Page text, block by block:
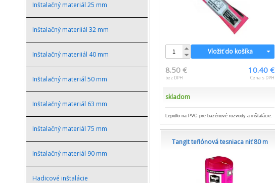
Inštalačný materiál 25 mm
Inštalačný materiiál 32 mm
Inštalačný materiiál 40 mm
Inštalačný materiál 50 mm
Inštalačný materiál 63 mm
Inštalačný materiál 75 mm
Inštalačný materiál 90 mm
Hadicové inštalácie
Vložiť do košíka
8.50 €
bez DPH
10.40 €
Cena s DPH
skladom
Lepidlo na PVC pre bazénové rozvody a inštalácie.
Tangit teflónová tesniaca niť 80 m